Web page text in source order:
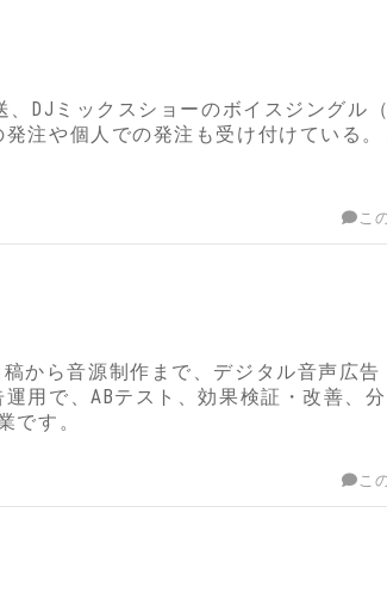
DJミックスショーのボイスジングル
注や個人での発注も受け付けている
こ
から音源制作まで、デジタル音声広告
用で、ABテスト、効果検証・改善、
です。
こ